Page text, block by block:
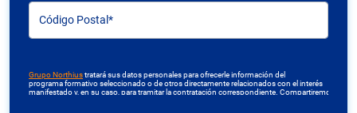
Código Postal*
Grupo Northiustratará sus datos personales para ofrecerle información del
programa formativo seleccionado o de otros directamente relacionados con el interés
manifestado y, en su caso, para tramitar la contratación correspondiente. Compartiremos